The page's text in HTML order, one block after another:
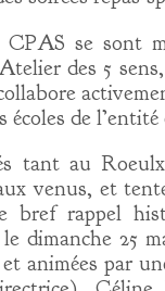
CPAS se
des 5
de
tant au
venus, et
bref rappel
dimanche 25
animées par